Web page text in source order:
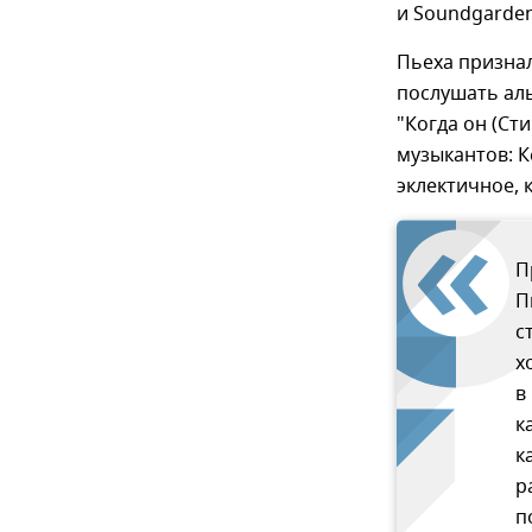
и
Пьеха
послушать
"Когда он
музыкантов: